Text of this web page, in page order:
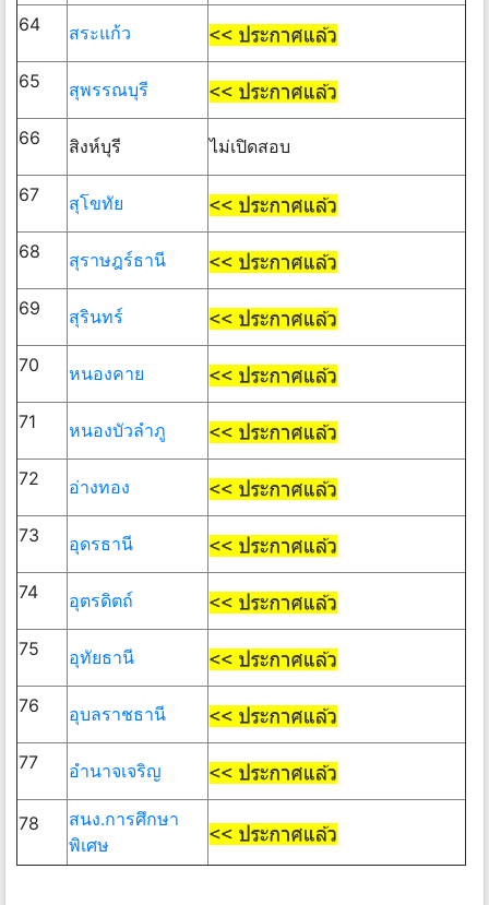
64 สระแก้ว
65 สุพรรณบุรี
66 สิงห์บุรี ไม่เปิดสอบ
67 สุโขทัย
68 สุราษฎร์ธานี
69 สุรินทร์
70 หนองคาย
71 หนองบัวลำภู
72 อ่างทอง
73 อุดรธานี
74 อุตรดิตถ์
75 อุทัยธานี
76 อุบลราชธานี
77 อำนาจเจริญ
78
สนง.การศึกษา
พิเศษ